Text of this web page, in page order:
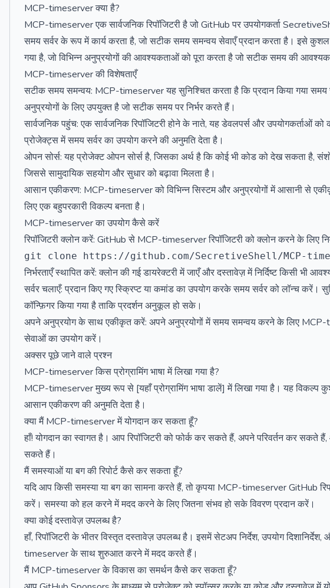
MCP-timeserver क्या है?
MCP-timeserver एक सार्वजनिक रिपॉजिटरी है जो GitHub पर उपयोगकर्ता
समय सर्वर के रूप में कार्य करता है, जो सटीक समय समन्वय सेवाएँ प्रदान करता है। इसे
गया है, जो विभिन्न अनुप्रयोगों की आवश्यकताओं को पूरा करता है जो सटीक समय की
MCP-timeserver की विशेषताएँ
सटीक समय समन्वय: MCP-timeserver यह सुनिश्चित करता है कि प्रदान किया गया
अनुप्रयोगों के लिए उपयुक्त है जो सटीक समय पर निर्भर करते हैं।
सार्वजनिक पहुंच: एक सार्वजनिक रिपॉजिटरी होने के नाते, यह डेवलपर्स और उपयोगकर्ताओं
प्रोजेक्ट्स में समय सर्वर का उपयोग करने की अनुमति देता है।
ओपन सोर्स: यह प्रोजेक्ट ओपन सोर्स है, जिसका अर्थ है कि कोई भी कोड को देख सकता है,
जिससे सामुदायिक सहयोग और सुधार को बढ़ावा मिलता है।
आसान एकीकरण: MCP-timeserver को विभिन्न सिस्टम और अनुप्रयोगों में आसानी से
लिए एक बहुपरकारी विकल्प बनता है।
MCP-timeserver का उपयोग कैसे करें
रिपॉजिटरी क्लोन करें: GitHub से MCP-timeserver रिपॉजिटरी को क्लोन करने के लिए
निर्भरताएँ स्थापित करें: क्लोन की गई डायरेक्टरी में जाएँ और दस्तावेज़ में निर्दिष्ट किसी भी
सर्वर चलाएँ: प्रदान किए गए स्क्रिप्ट या कमांड का उपयोग करके समय सर्वर को लॉन्च करें।
कॉन्फ़िगर किया गया है ताकि प्रदर्शन अनुकूल हो सके।
अपने अनुप्रयोग के साथ एकीकृत करें: अपने अनुप्रयोगों में समय समन्वय करने के लिए MCP-
सेवाओं का उपयोग करें।
अक्सर पूछे जाने वाले प्रश्न
MCP-timeserver किस प्रोग्रामिंग भाषा में लिखा गया है?
MCP-timeserver मुख्य रूप से [यहाँ प्रोग्रामिंग भाषा डालें] में लिखा गया है। यह विकल्प
आसान एकीकरण की अनुमति देता है।
क्या मैं MCP-timeserver में योगदान कर सकता हूँ?
हाँ! योगदान का स्वागत है। आप रिपॉजिटरी को फोर्क कर सकते हैं, अपने परिवर्तन कर सकते
सकते हैं।
मैं समस्याओं या बग की रिपोर्ट कैसे कर सकता हूँ?
यदि आप किसी समस्या या बग का सामना करते हैं, तो कृपया MCP-timeserver GitHub
करें। समस्या को हल करने में मदद करने के लिए जितना संभव हो सके विवरण प्रदान करें।
क्या कोई दस्तावेज़ उपलब्ध है?
हाँ, रिपॉजिटरी के भीतर विस्तृत दस्तावेज़ उपलब्ध है। इसमें सेटअप निर्देश, उपयोग
timeserver के साथ शुरुआत करने में मदद करते हैं।
मैं MCP-timeserver के विकास का समर्थन कैसे कर सकता हूँ?